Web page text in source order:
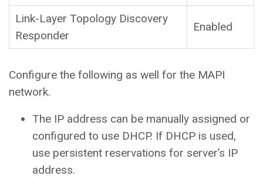
Link-Layer Topology Discovery
Responder
Enabled
Configure the following as well for the MAPI
network.
The IP address can be manually assigned or
configured to use DHCP. If DHCP is used,
use persistent reservations for server’s IP
address.